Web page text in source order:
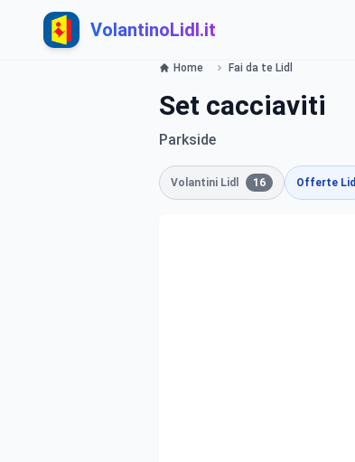
VolantinoLidl.it
Home Fai da te Lidl
Set cacciaviti
Parkside
Volantini Lidl 16 Offerte Lidl